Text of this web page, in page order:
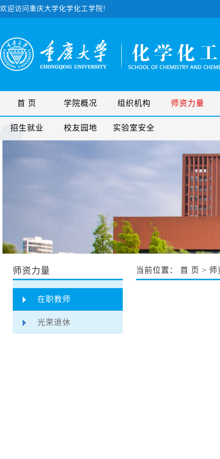
欢迎访问重庆大学化学化工学院!
首 页 学院概况 组织机构 师资力量
招生就业 校友园地 实验室安全
师资力量
在职教师
光荣退休
当前位置： 首 页 > 师